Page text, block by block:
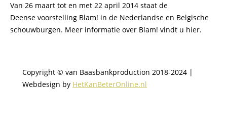
Van 26 maart tot en met 22 april 2014 staat de
Deense voorstelling Blam! in de Nederlandse en Belgische
schouwburgen. Meer informatie over Blam! vindt u hier.
Copyright © van Baasbankproduction 2018-2024 |
Webdesign by HetKanBeterOnline.nl